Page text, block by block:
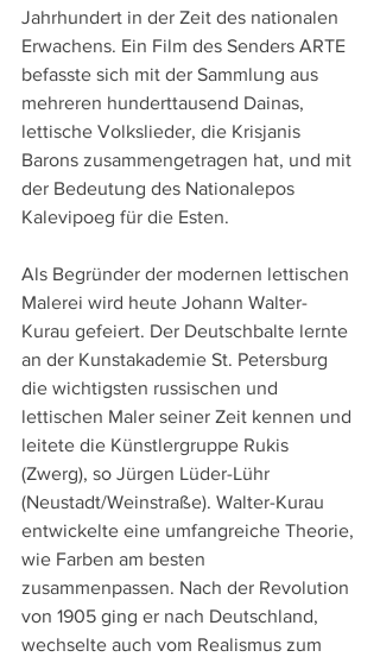
Jahrhundert in der Zeit des nationalen
Erwachens. Ein Film des Senders ARTE
befasste sich mit der Sammlung aus
mehreren hunderttausend Dainas,
lettische Volkslieder, die Krisjanis
Barons zusammengetragen hat, und mit
der Bedeutung des Nationalepos
Kalevipoeg für die Esten.
Als Begründer der modernen lettischen
Malerei wird heute Johann Walter-
Kurau gefeiert. Der Deutschbalte lernte
an der Kunstakademie St. Petersburg
die wichtigsten russischen und
lettischen Maler seiner Zeit kennen und
leitete die Künstlergruppe Rukis
(Zwerg), so Jürgen Lüder-Lühr
(Neustadt/Weinstraße). Walter-Kurau
entwickelte eine umfangreiche Theorie,
wie Farben am besten
zusammenpassen. Nach der Revolution
von 1905 ging er nach Deutschland,
wechselte auch vom Realismus zum